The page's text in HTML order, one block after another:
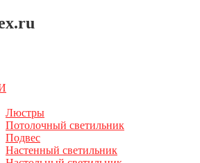
Люстры
Потолочный светильник
Подвес
Настенный светильник